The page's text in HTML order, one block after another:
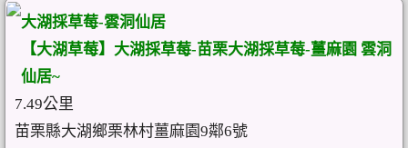
大湖採草莓-雲洞仙居
【大湖草莓】大湖採草莓-苗栗大湖採草莓-薑麻園 雲洞
仙居~
7.49公里
苗栗縣大湖鄉栗林村薑麻園9鄰6號